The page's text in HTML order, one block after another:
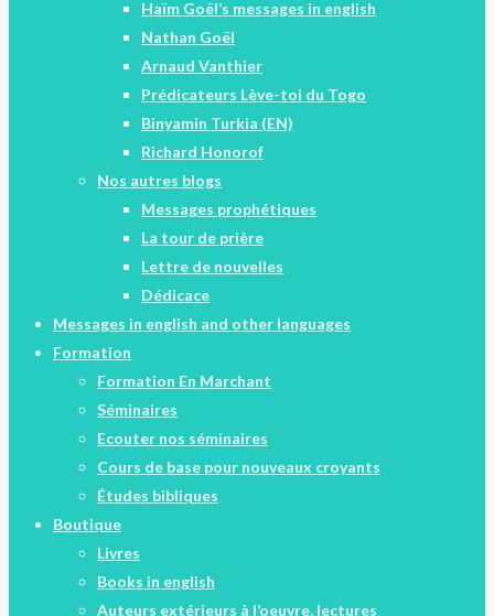
Haïm Goël’s messages in english
Nathan Goël
Arnaud Vanthier
Prédicateurs Lève-toi du Togo
Binyamin Turkia (EN)
Richard Honorof
Nos autres blogs
Messages prophétiques
La tour de prière
Lettre de nouvelles
Dédicace
Messages in english and other languages
Formation
Formation En Marchant
Séminaires
Ecouter nos séminaires
Cours de base pour nouveaux croyants
Études bibliques
Boutique
Livres
Books in english
Auteurs extérieurs à l’oeuvre, lectures